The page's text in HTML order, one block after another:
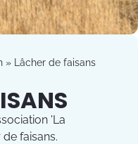
» Lâcher de faisans
'La
faisans.